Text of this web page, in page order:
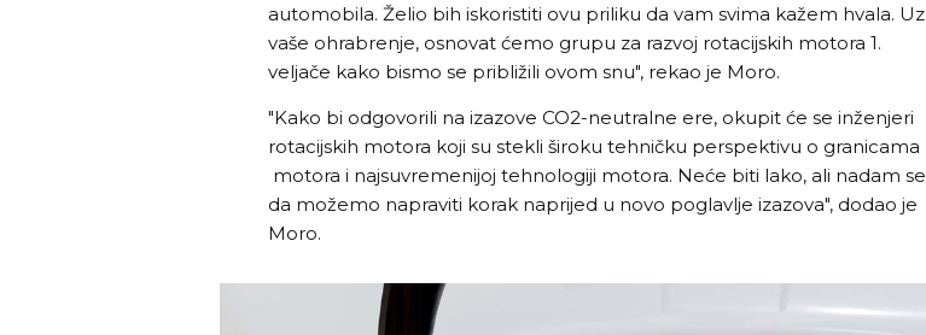
automobila. Želio bih iskoristiti ovu priliku da vam svima kažem hvala. Uz
vaše ohrabrenje, osnovat ćemo grupu za razvoj rotacijskih motora 1.
veljače kako bismo se približili ovom snu", rekao je Moro.
"Kako bi odgovorili na izazove CO2-neutralne ere, okupit će se inženjeri
rotacijskih motora koji su stekli široku tehničku perspektivu o granicama
motora i najsuvremenijoj tehnologiji motora. Neće biti lako, ali nadam se
da možemo napraviti korak naprijed u novo poglavlje izazova", dodao je
Moro.